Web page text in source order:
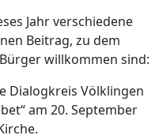
Jahr verschiedene
Beitrag, zu dem
willkommen sind:
Dialogkreis Völklingen
am 20. September